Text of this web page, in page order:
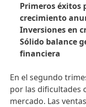
Primeros éxitos
crecimiento
Inversiones en
Sólido balance
financiera
En el segundo
por las dificultades
mercado. Las